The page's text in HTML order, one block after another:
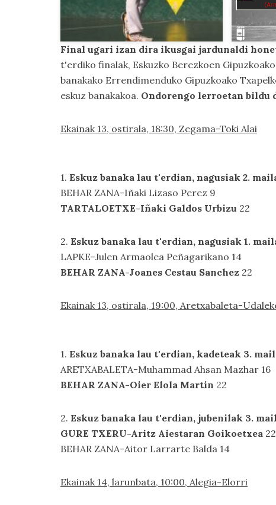
Final ugari izan dira ikusgai jardunaldi
t'erdiko finalak, Eskuzko Berezkoen
banakako Errendimenduko Gipuzkoako
eskuz banakakoa. Ondorengo lerroetan bildu
Ekainak 13, ostirala, 18:30, Zegama-Toki Alai
1. Eskuz banaka lau t'erdian, nagusiak 2.
BEHAR ZANA-Iñaki Lizaso Perez 9
TARTALOETXE-Iñaki Galdos Urbizu 22
2. Eskuz banaka lau t'erdian, nagusiak 1.
LAPKE-Julen Armaolea Peñagarikano 14
BEHAR ZANA-Joanes Cestau Sanchez 22
Ekainak 13, ostirala, 19:00, Aretxabaleta-
1. Eskuz banaka lau t'erdian, kadeteak 3.
ARETXABALETA-Muhammad Ahsan Mazhar 16
BEHAR ZANA-Oier Elola Martin 22
2. Eskuz banaka lau t'erdian, jubenilak 3.
GURE TXERU-Aritz Aiestaran Goikoetxea 22
BEHAR ZANA-Aitor Larrarte Balda 14
Ekainak 14, larunbata, 10:00, Alegia-Elorri